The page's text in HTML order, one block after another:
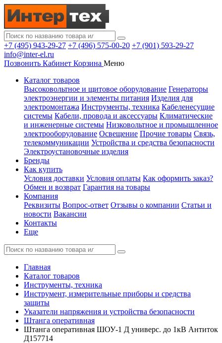
+7 (495) 943-29-27 +7 (496) 575-00-20 +7 (901) 593-29-27
info@inter-el.ru
Позвонить Кабинет Корзина Меню
Каталог товаров
Высоковольтное и щитовое оборудование Генераторы
электроэнергии и элементы питания Изделия для
электромонтажа Инструменты, техника Кабеленесущие
системы Кабели, провода и аксессуары Климатические
и инженерные системы Низковольтное и промышленное
электрооборудование Освещение Прочие товары Связь,
телекоммуникации Устройства и средства безопасности
Электроустановочные изделия
Бренды
Как купить
Условия доставки Условия оплаты Как оформить заказ?
Обмен и возврат Гарантия на товары
Компания
Реквизиты Вопрос-ответ Отзывы о компании Статьи и
новости Вакансии
Контакты
Еще
Главная
Каталог товаров
Инструменты, техника
Инструмент, измерительные приборы и средства
защиты
Указатели напряжения и устройства безопасности
Штанга оперативная
Штанга оперативная ШОУ-1 Д универс. до 1кВ Антиток
Д157714